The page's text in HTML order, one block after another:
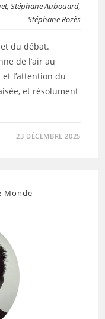
, Stéphane Aubouard,
Stéphane Rozès
du débat.
de l’air au
l’attention du
et résolument
23 DÉCEMBRE 2025
Monde